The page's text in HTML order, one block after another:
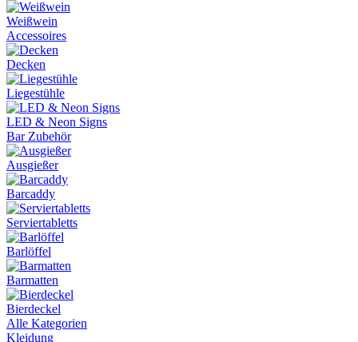
Weißwein
Accessoires
Decken
Liegestühle
LED & Neon Signs
Bar Zubehör
Ausgießer
Barcaddy
Serviertabletts
Barlöffel
Barmatten
Bierdeckel
Alle Kategorien
Kleidung